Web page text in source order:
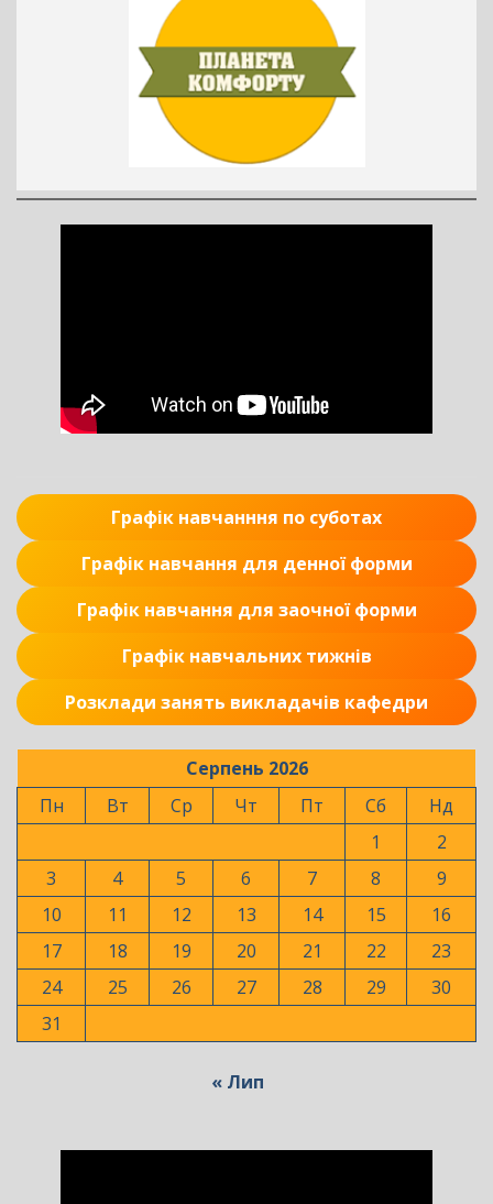
Графік навчанння по суботах
Графік навчання для денної форми
Графік навчання для заочної форми
Графік навчальних тижнів
Розклади занять викладачів кафедри
Серпень 2026
Пн
Вт Ср Чт Пт Сб
Нд
1
2
3
4 5 6 7 8
9
10
11 12 13 14 15
16
17
18 19 20 21 22
23
24
25 26 27 28 29
30
31
« Лип